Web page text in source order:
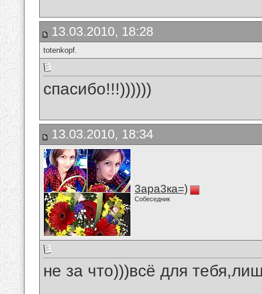
13.03.2010, 18:28
totenkopf.
спасибо!!!))))))
13.03.2010, 18:34
3ара3ка=)
Собеседник
не за что)))всё для